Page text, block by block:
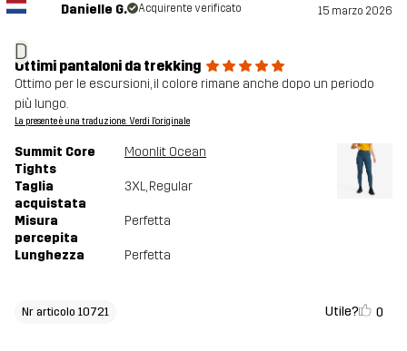
D
Danielle G. Acquirente verificato 15 marzo 2026
Ottimi pantaloni da trekking
Ottimo per le escursioni, il colore rimane anche dopo un periodo
più lungo.
La presente è una traduzione. Verdi l'originale
Summit Core
Tights
Moonlit Ocean
Taglia
acquistata
3XL, Regular
Misura
percepita
Perfetta
Lunghezza Perfetta
Nr articolo 10721 Utile? 0